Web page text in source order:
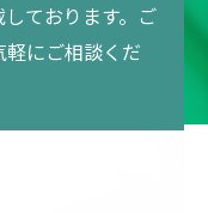
ております。ご
にご相談くだ